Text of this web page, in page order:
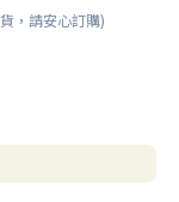
，請安心訂購)